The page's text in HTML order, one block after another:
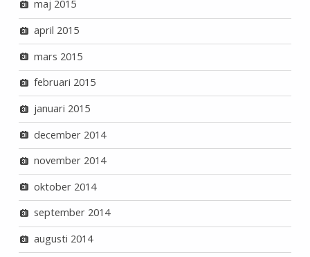
maj 2015
april 2015
mars 2015
februari 2015
januari 2015
december 2014
november 2014
oktober 2014
september 2014
augusti 2014